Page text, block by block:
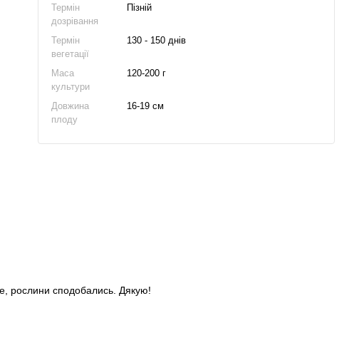
Термін
дозрівання
Пізній
Термін
вегетації
130 - 150 днів
Маса
культури
120-200 г
Довжина
плоду
16-19 см
рослини сподобались. Дякую!